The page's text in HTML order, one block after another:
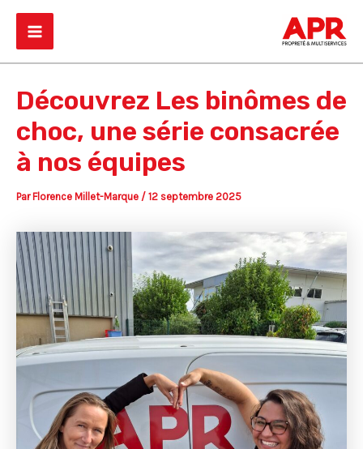
AllerMain
Menu
Découvrez Les binômes de
choc, une série consacrée
à nos équipes
ParFlorence Millet-Marque / 12 septembre 2025